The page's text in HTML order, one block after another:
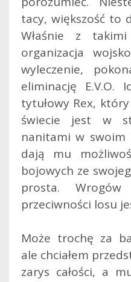
tacy, większość to
Właśnie z
organizacja
wyleczenie,
eliminację
tytułowy Rex,
świecie jest w
nanitami w swoim
dają mu
bojowych ze
prosta.
przeciwności losu
Może trochę za
ale chciałem
zarys całości, a